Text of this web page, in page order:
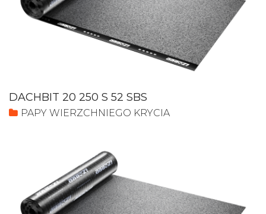
DACHBIT 20 250 S 52 SBS
PAPY WIERZCHNIEGO KRYCIA